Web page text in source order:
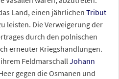
Land, einen jährlichen Tribut
leisten. Die Verweigerung der
durch den polnischen
erneuter Kriegshandlungen.
FeldmarschallJohann
gegen die Osmanen und